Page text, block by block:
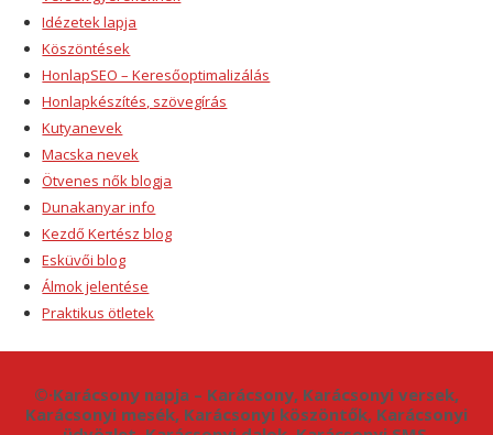
Idézetek lapja
Köszöntések
HonlapSEO – Keresőoptimalizálás
Honlapkészítés, szövegírás
Kutyanevek
Macska nevek
Ötvenes nők blogja
Dunakanyar info
Kezdő Kertész blog
Esküvői blog
Álmok jelentése
Praktikus ötletek
©·Karácsony napja – Karácsony, Karácsonyi versek,
Karácsonyi mesék, Karácsonyi köszöntők, Karácsonyi